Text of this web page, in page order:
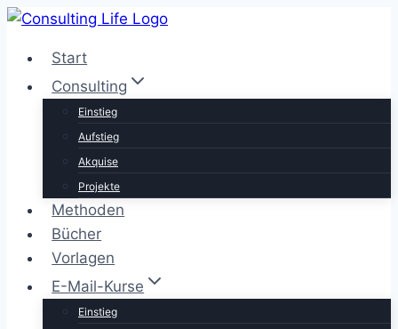
Zum
springenStart
Consulting
Einstieg
Aufstieg
Akquise
Projekte
Methoden
Bücher
Vorlagen
E-Mail-Kurse
Einstieg